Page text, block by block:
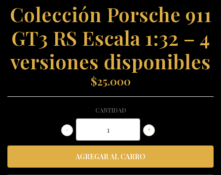
Colección Porsche 911
GT3 RS Escala 1:32 – 4
versiones disponibles
$25.000
CANTIDAD
+
-